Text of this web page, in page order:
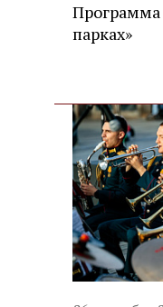
Программа
парках»